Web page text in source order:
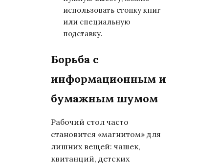
использовать стопку книг
или специальную
подставку.
Борьба с
информационным и
бумажным шумом
Рабочий стол часто
становится «магнитом» для
лишних вещей: чашек,
квитанций, детских